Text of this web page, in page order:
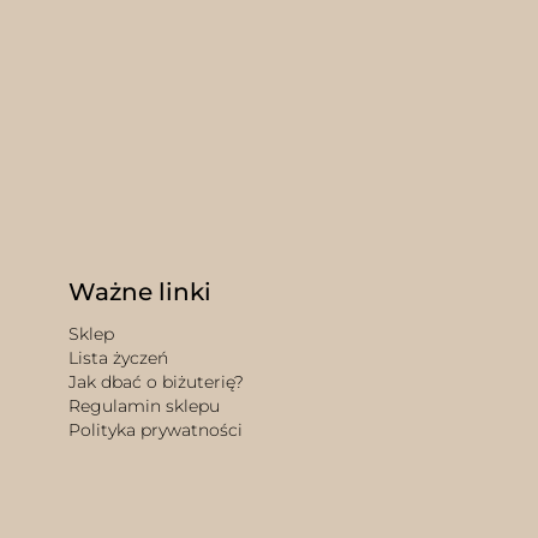
Ważne linki
Sklep
Lista życzeń
Jak dbać o biżuterię?
Regulamin sklepu
Polityka prywatności